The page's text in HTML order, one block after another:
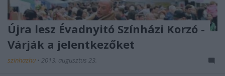
Újra lesz Évadnyitó Színházi Korzó -
Várják a jelentkezőket
szinhazhu • 2013. augusztus 23.